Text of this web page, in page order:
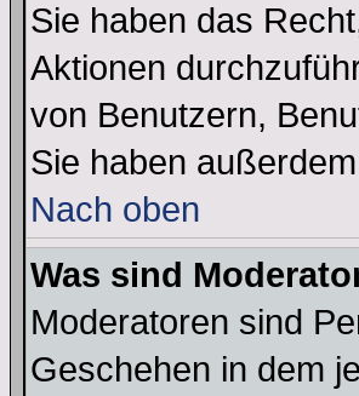
Sie haben das
Aktionen
von Benutzern,
Sie haben
Nach oben
Was sind
Moderatoren sind
Geschehen in dem